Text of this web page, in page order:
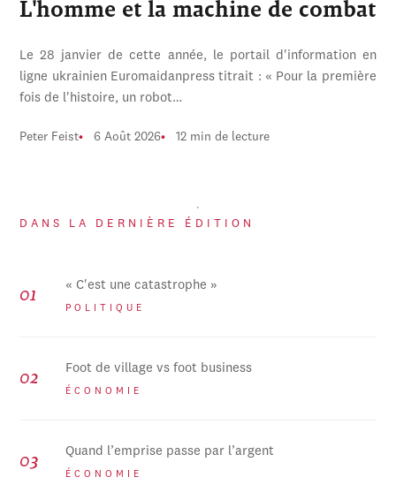
L'homme et la machine de combat
Le 28 janvier de cette année, le portail d'information en
ligne ukrainien Euromaidanpress titrait : « Pour la première
fois de l'histoire, un robot…
Peter Feist 6 Août 2026 12 min de lecture
DANS LA DERNIÈRE ÉDITION
« C'est une catastrophe »
POLITIQUE
Foot de village vs foot business
ÉCONOMIE
Quand l’emprise passe par l’argent
ÉCONOMIE